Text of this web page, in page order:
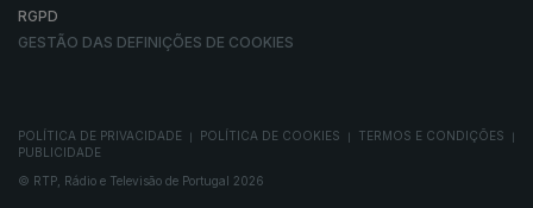
RGPD
GESTÃO DAS DEFINIÇÕES DE COOKIES
POLÍTICA DE PRIVACIDADE POLÍTICA DE COOKIES TERMOS E CONDIÇÕES
PUBLICIDADE
© RTP, Rádio e Televisão de Portugal 2026